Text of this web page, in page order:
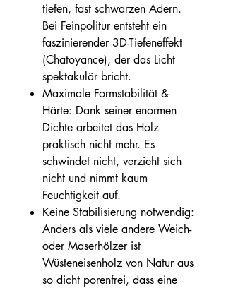
tiefen, fast schwarzen Adern.
Bei Feinpolitur entsteht ein
faszinierender 3D-Tiefeneffekt
(Chatoyance), der das Licht
spektakulär bricht.
Maximale Formstabilität &
Härte: Dank seiner enormen
Dichte arbeitet das Holz
praktisch nicht mehr. Es
schwindet nicht, verzieht sich
nicht und nimmt kaum
Feuchtigkeit auf.
Keine Stabilisierung notwendig:
Anders als viele andere Weich-
oder Maserhölzer ist
Wüsteneisenholz von Natur aus
so dicht porenfrei, dass eine